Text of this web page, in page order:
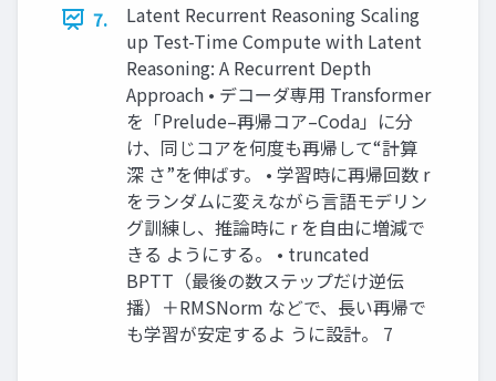
7.
Latent Recurrent Reasoning Scaling
up Test-Time Compute with Latent
Reasoning: A Recurrent Depth
Approach • デコーダ専用 Transformer
を「Prelude–再帰コア–Coda」に分
け、同じコアを何度も再帰して“計算
深 さ”を伸ばす。 • 学習時に再帰回数 r
をランダムに変えながら言語モデリン
グ訓練し、推論時に r を自由に増減で
きる ようにする。 • truncated
BPTT（最後の数ステップだけ逆伝
播）＋RMSNorm などで、長い再帰で
も学習が安定するよ うに設計。 7